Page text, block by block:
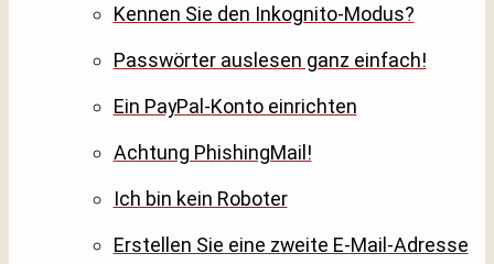
Kennen Sie den Inkognito-Modus?
Passwörter auslesen ganz einfach!
Ein PayPal-Konto einrichten
Achtung PhishingMail!
Ich bin kein Roboter
Erstellen Sie eine zweite E-Mail-Adresse